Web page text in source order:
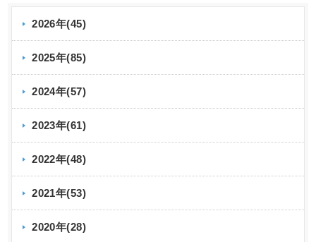
2026年(45)
2025年(85)
2024年(57)
2023年(61)
2022年(48)
2021年(53)
2020年(28)